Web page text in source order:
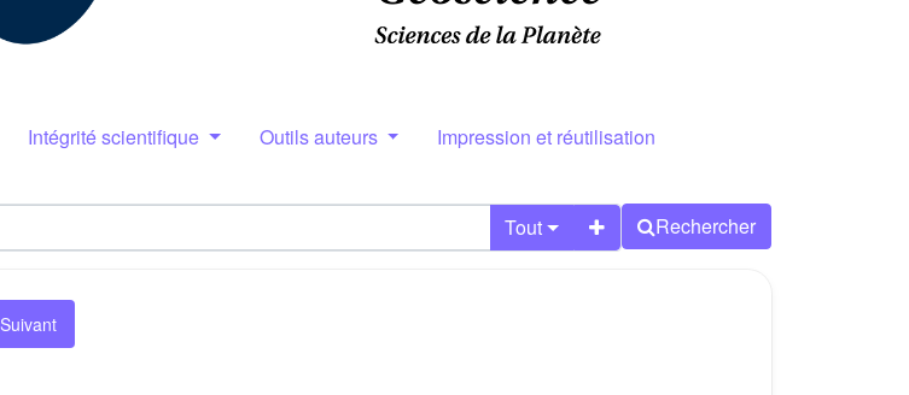
Intégrité scientifique Outils auteurs Impression et réutilisation
Tout Rechercher
Suivant